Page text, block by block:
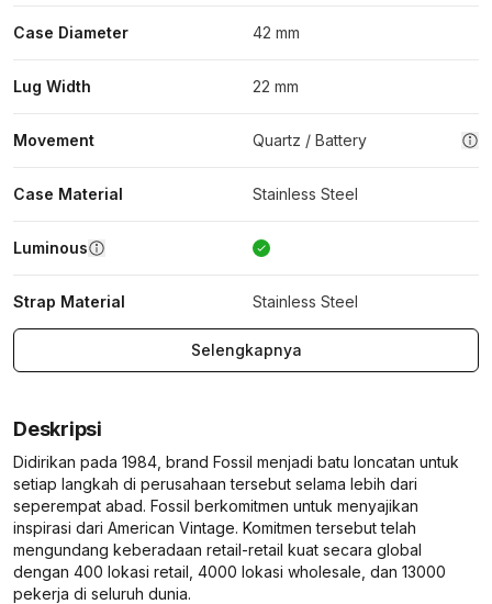
Case Diameter 42 mm
Lug Width 22 mm
Movement Quartz / Battery
Case Material Stainless Steel
Luminous
Strap Material Stainless Steel
Selengkapnya
Deskripsi
Didirikan pada 1984, brand Fossil menjadi batu loncatan untuk
setiap langkah di perusahaan tersebut selama lebih dari
seperempat abad. Fossil berkomitmen untuk menyajikan
inspirasi dari American Vintage. Komitmen tersebut telah
mengundang keberadaan retail-retail kuat secara global
dengan 400 lokasi retail, 4000 lokasi wholesale, dan 13000
pekerja di seluruh dunia.